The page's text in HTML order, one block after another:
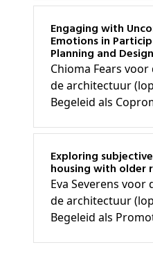
Engaging with Uncomfortable
Emotions in
Planning and Design
Chioma Fears
de architectuur
Begeleid als
Exploring subjective wellbeing and
housing with older
Eva Severens
de architectuur
Begeleid als